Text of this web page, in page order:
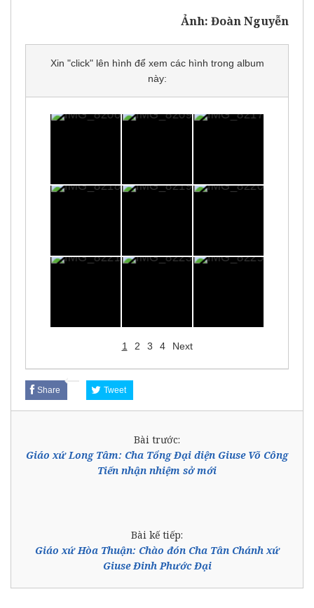
Ảnh: Đoàn Nguyễn
Xin "click" lên hình để xem các hình trong album
này:
1 2 3 4 Next
Share Tweet
Bài trước:
Giáo xứ Long Tâm: Cha Tổng Đại diện Giuse Võ Công
Tiến nhận nhiệm sở mới
Bài kế tiếp:
Giáo xứ Hòa Thuận: Chào đón Cha Tân Chánh xứ
Giuse Đinh Phước Đại